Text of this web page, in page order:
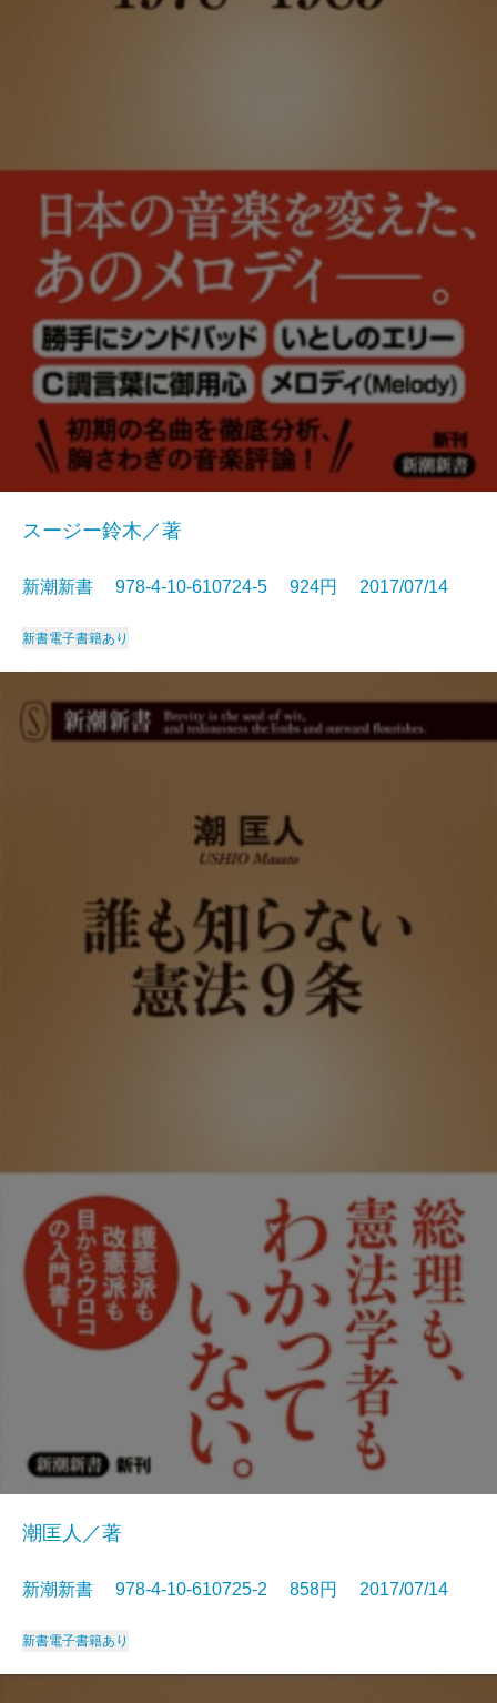
スージー鈴木／著
新潮新書 978-4-10-610724-5 924円 2017/07/14
新書電子書籍あり
潮匡人／著
新潮新書 978-4-10-610725-2 858円 2017/07/14
新書電子書籍あり